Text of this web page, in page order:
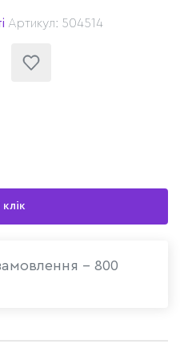
Артикул: 504514
клік
- 800